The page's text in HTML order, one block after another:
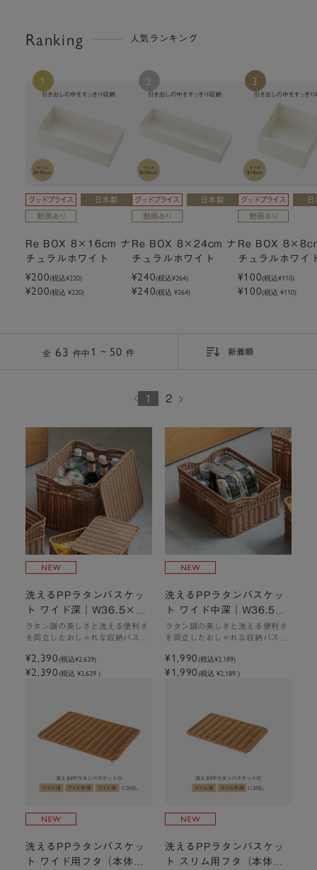
Ranking 人気ランキング
1
Re BOX 8×16cm ナ
チュラルホワイト
¥200(税込¥220)
¥200(税込 ¥220)
2
Re BOX 8×24cm ナ
チュラルホワイト
¥240(税込¥264)
¥240(税込 ¥264)
3
Re BOX
チュラルホワイ
¥100(税込¥110)
¥100(税込 ¥110)
全 63 件中1 ~ 50 件
1 2
新着順
洗えるPPラタンバスケッ
ト ワイド深｜W36.5×D2
6.5×H24cm
ラタン調の美しさと洗える便利さ
を両立したおしゃれな収納バスケ
¥2,390(税込¥2,629)
¥2,390(税込 ¥2,629 )
洗えるPPラタンバスケッ
ト ワイド中深｜W36.5×
D26.5×H16cm
ラタン調の美しさと洗える便利さ
を両立したおしゃれな収納バスケ
¥1,990(税込¥2,189)
¥1,990(税込 ¥2,189 )
洗えるPPラタンバスケッ
ト ワイド用フタ（本体別
洗えるPPラタンバスケッ
ト スリム用フタ（本体別